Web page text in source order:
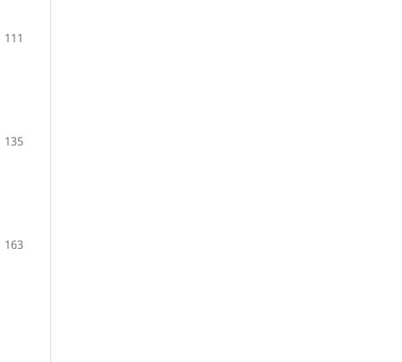
111
135
163